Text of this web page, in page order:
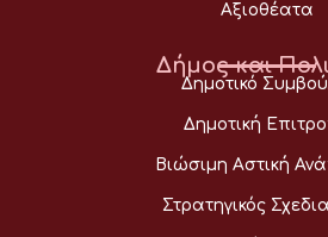
Αξιοθέατα
Δήμος και
Δημοτικό
Δημοτική
Βιώσιμη Αστική
Στρατηγικός